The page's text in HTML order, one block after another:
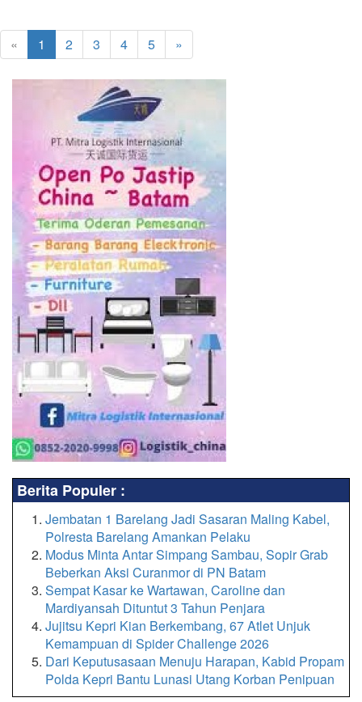
« 1 2 3 4 5 »
Berita Populer :
Jembatan 1 Barelang Jadi Sasaran Maling Kabel,
Polresta Barelang Amankan Pelaku
Modus Minta Antar Simpang Sambau, Sopir Grab
Beberkan Aksi Curanmor di PN Batam
Sempat Kasar ke Wartawan, Caroline dan
Mardiyansah Dituntut 3 Tahun Penjara
Jujitsu Kepri Kian Berkembang, 67 Atlet Unjuk
Kemampuan di Spider Challenge 2026
Dari Keputusasaan Menuju Harapan, Kabid Propam
Polda Kepri Bantu Lunasi Utang Korban Penipuan